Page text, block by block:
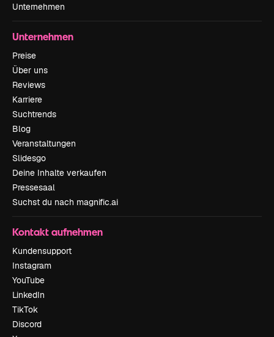
Unternehmen
Unternehmen
Preise
Über uns
Reviews
Karriere
Suchtrends
Blog
Veranstaltungen
Slidesgo
Deine Inhalte verkaufen
Pressesaal
Suchst du nach magnific.ai
Kontakt aufnehmen
Kundensupport
Instagram
YouTube
LinkedIn
TikTok
Discord